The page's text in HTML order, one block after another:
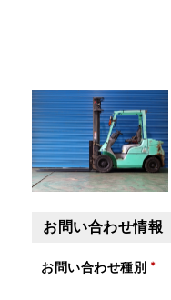
お問い合わせ情報
お問い合わせ種別